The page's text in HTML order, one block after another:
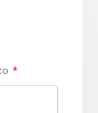
*Obligatorio